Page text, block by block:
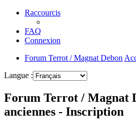
Raccourcis
FAQ
Connexion
Forum Terrot / Magnat Debon
Langue :
Forum Terrot / Magnat
anciennes - Inscription